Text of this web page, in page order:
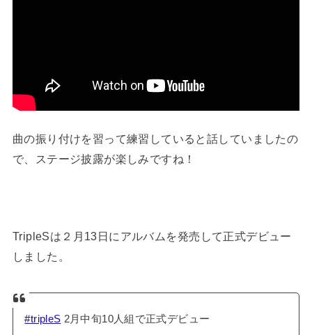
曲の振り付けを習って練習していると話していましたの
で、ステージ披露が楽しみですね！
TripleSは２月13日にアルバムを発売して正式デビュー
しました。
#tripleS 2月中旬10人組で正式デビュー